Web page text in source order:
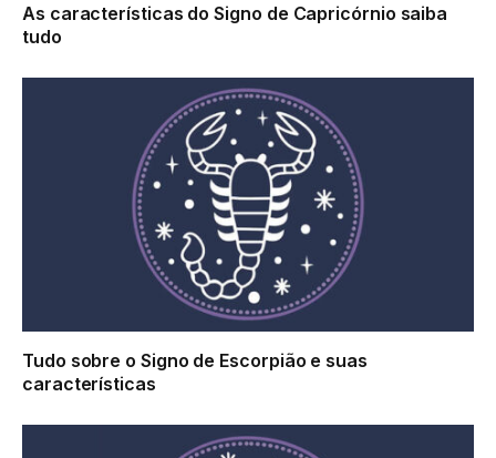
As características do Signo de Capricórnio saiba
tudo
Tudo sobre o Signo de Escorpião e suas
características